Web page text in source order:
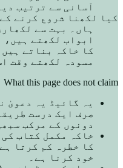
آسانی سے ترتیب
کیا لکھنا شروع کرنے
ہاں۔ بہت سے
ابواب لکھتے
کا خاکہ بناتے
مسودہ لکھتے وقت
What this page does not claim
یہ گائیڈ یہ دعویٰ
صرف ایک درست
دونوں کے مرکب
خاکہ مکمل کتاب
کا خطرہ کم کرتا
خود کرنا ہے۔